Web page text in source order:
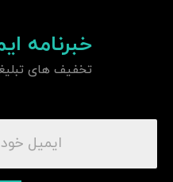
خبرنامه
تخفیف های